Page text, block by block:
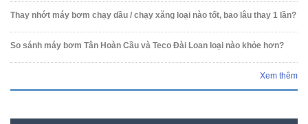
Thay nhớt máy bơm chạy dầu / chạy xăng loại nào tốt, bao lâu thay 1 lần?
So sánh máy bơm Tân Hoàn Cầu và Teco Đài Loan loại nào khỏe hơn?
Xem thêm